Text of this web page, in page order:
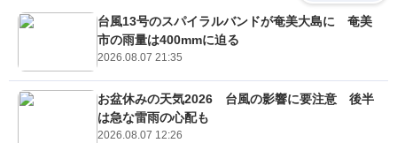
台風13号のスパイラルバンドが奄美大島に 奄美
市の雨量は400mmに迫る
2026.08.07 21:35
お盆休みの天気2026 台風の影響に要注意 後半
は急な雷雨の心配も
2026.08.07 12:26